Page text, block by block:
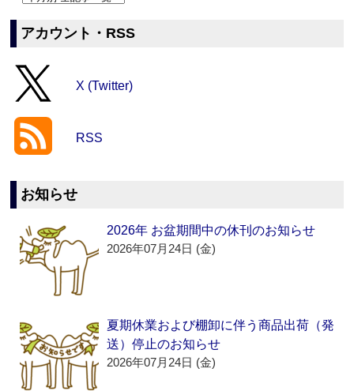
アカウント・RSS
X (Twitter)
RSS
お知らせ
2026年 お盆期間中の休刊のお知らせ
2026年07月24日 (金)
夏期休業および棚卸に伴う商品出荷（発
送）停止のお知らせ
2026年07月24日 (金)